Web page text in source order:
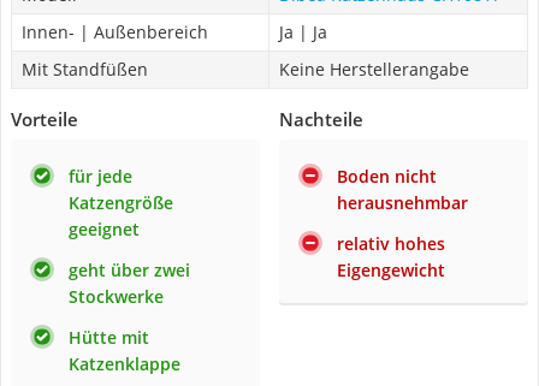
Innen- | Außenbereich
Ja | Ja
Mit Standfüßen
Keine Herstellerangabe
Vorteile
für jede
Katzengröße
geeignet
geht über zwei
Stockwerke
Hütte mit
Katzenklappe
Nachteile
Boden nicht
herausnehmbar
relativ hohes
Eigengewicht